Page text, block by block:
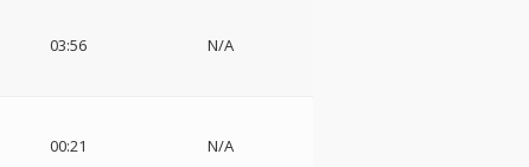
03:56 N/A
00:21 N/A